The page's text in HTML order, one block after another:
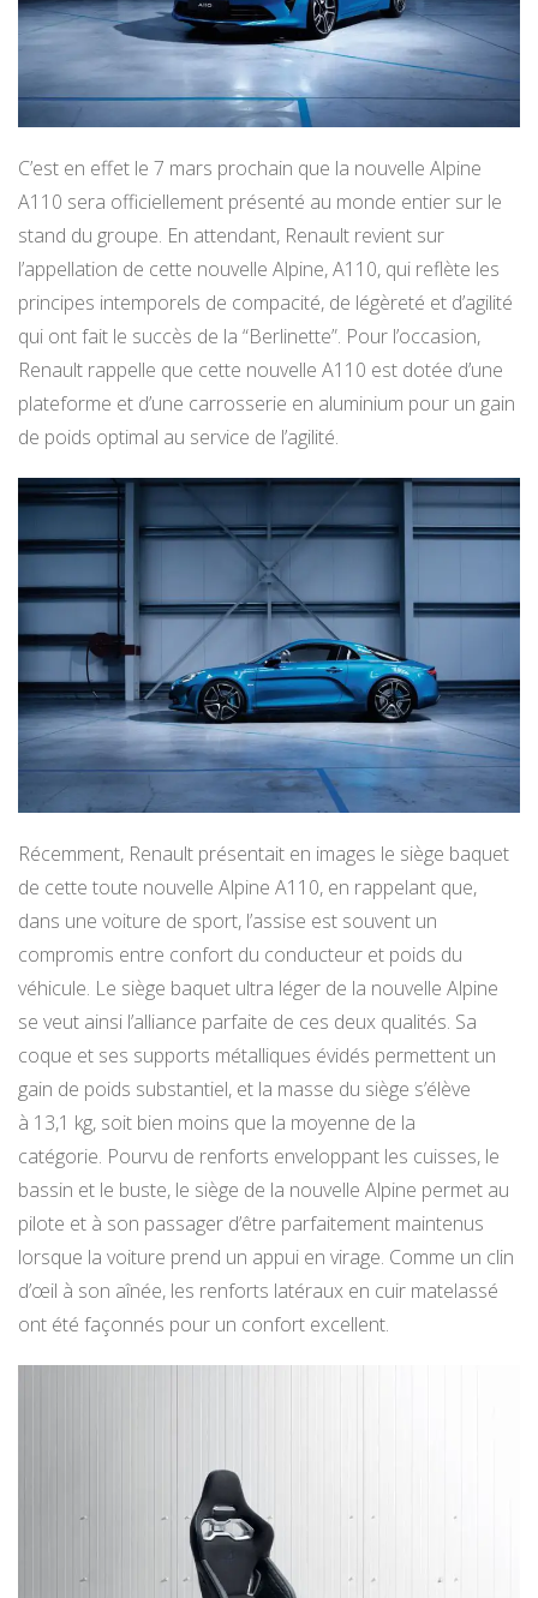
C’est en effet le 7 mars prochain que la nouvelle Alpine
A110 sera officiellement présenté au monde entier sur le
stand du groupe. En attendant, Renault revient sur
l’appellation de cette nouvelle Alpine, A110, qui reflète les
principes intemporels de compacité, de légèreté et d’agilité
qui ont fait le succès de la “Berlinette”. Pour l’occasion,
Renault rappelle que cette nouvelle A110 est dotée d’une
plateforme et d’une carrosserie en aluminium pour un gain
de poids optimal au service de l’agilité.
Récemment, Renault présentait en images le siège baquet
de cette toute nouvelle Alpine A110, en rappelant que,
dans une voiture de sport, l’assise est souvent un
compromis entre confort du conducteur et poids du
véhicule. Le siège baquet ultra léger de la nouvelle Alpine
se veut ainsi l’alliance parfaite de ces deux qualités. Sa
coque et ses supports métalliques évidés permettent un
gain de poids substantiel, et la masse du siège s’élève
à 13,1 kg, soit bien moins que la moyenne de la
catégorie. Pourvu de renforts enveloppant les cuisses, le
bassin et le buste, le siège de la nouvelle Alpine permet au
pilote et à son passager d’être parfaitement maintenus
lorsque la voiture prend un appui en virage. Comme un clin
d’œil à son aînée, les renforts latéraux en cuir matelassé
ont été façonnés pour un confort excellent.